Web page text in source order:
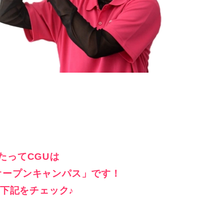
ってCGUは
プンキャンパス」です！
記をチェック♪